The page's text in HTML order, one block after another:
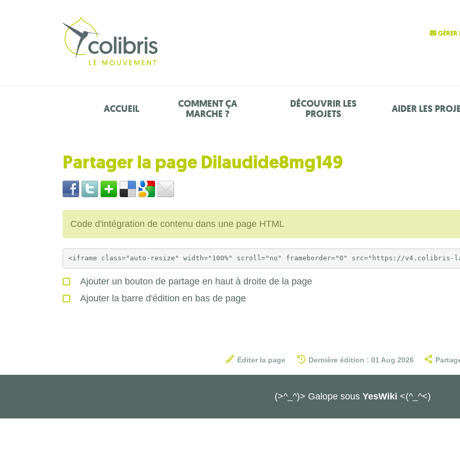
ACCUEIL
COMMENT ÇA
MARCHE ?
DÉCOUVRIR LES
PROJETS
AIDER LES
Partager la page Dilaudide8mg149
Code d'intégration de contenu dans une page HTML
Ajouter un bouton de partage en haut à droite de la page
Ajouter la barre d'édition en bas de page
Éditer la page Dernière édition : 01 Aug 2026
(>^_^)> Galope sous YesWiki <(^_^<)